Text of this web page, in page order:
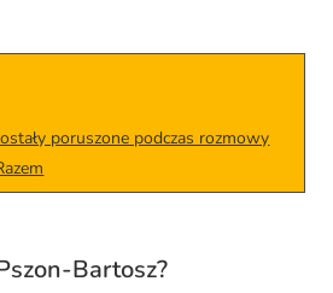
poruszone podczas rozmowy
Bartosz?